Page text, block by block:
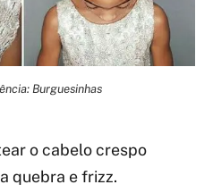
Burguesinhas
o cabelo crespo
quebra e frizz.